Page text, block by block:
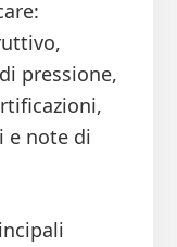
pressione,
e note di